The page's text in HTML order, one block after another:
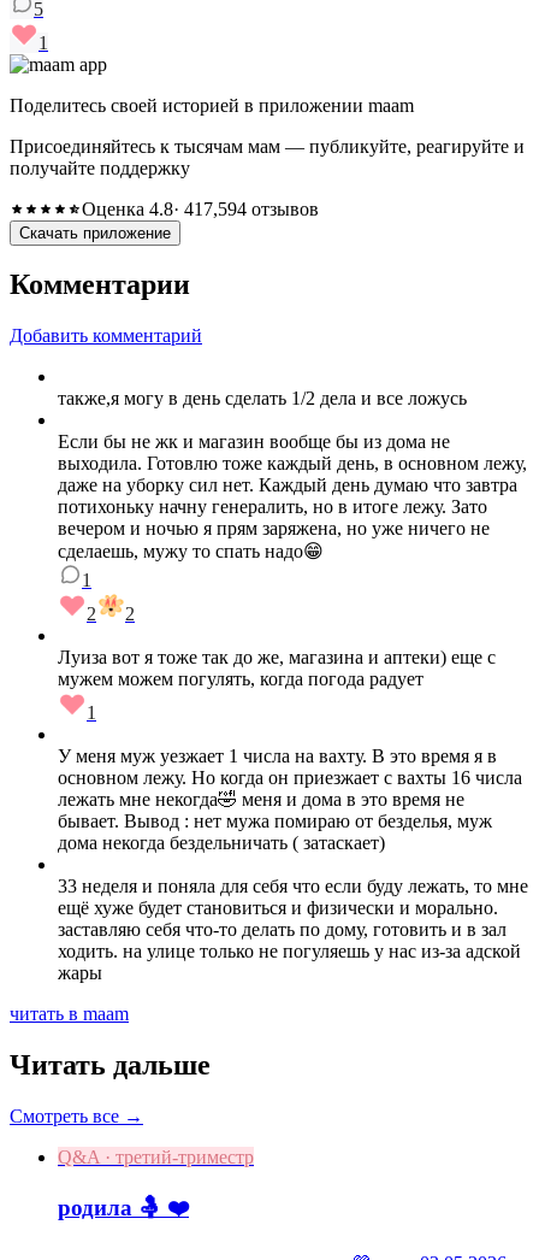
5
1
Поделитесь своей историей в приложении maam
Присоединяйтесь к тысячам мам — публикуйте, реагируйте и
получайте поддержку
Оценка 4.8· 417,594 отзывов
Скачать приложение
Комментарии
Добавить комментарий
также,я могу в день сделать 1/2 дела и все ложусь
Если бы не жк и магазин вообще бы из дома не
выходила. Готовлю тоже каждый день, в основном лежу,
даже на уборку сил нет. Каждый день думаю что завтра
потихоньку начну генералить, но в итоге лежу. Зато
вечером и ночью я прям заряжена, но уже ничего не
сделаешь, мужу то спать надо😁
1
2
2
Луиза вот я тоже так до же, магазина и аптеки) еще с
мужем можем погулять, когда погода радует
1
У меня муж уезжает 1 числа на вахту. В это время я в
основном лежу. Но когда он приезжает с вахты 16 числа
лежать мне некогда🤣 меня и дома в это время не
бывает. Вывод : нет мужа помираю от безделья, муж
дома некогда бездельничать ( затаскает)
33 неделя и поняла для себя что если буду лежать, то мне
ещё хуже будет становиться и физически и морально.
заставляю себя что-то делать по дому, готовить и в зал
ходить. на улице только не погуляешь у нас из-за адской
жары
читать в maam
Читать дальше
Смотреть все →
Q&A · третий-триместр
родила 🤱 ❤️